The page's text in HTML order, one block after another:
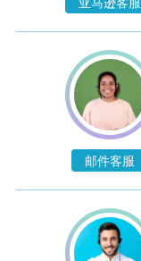
邮件客服